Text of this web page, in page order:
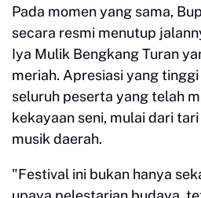
Pada momen yang sama,
secara resmi menutup
Iya Mulik Bengkang Turan
meriah. Apresiasi yang
seluruh peserta yang telah
kekayaan seni, mulai dari
musik daerah.
"Festival ini bukan hanya